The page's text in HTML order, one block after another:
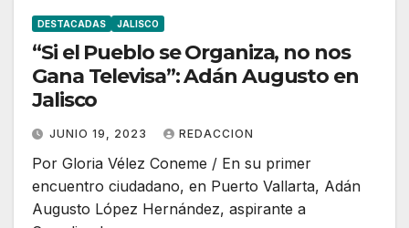
DESTACADAS JALISCO
“Si el Pueblo se Organiza, no nos
Gana Televisa”: Adán Augusto en
Jalisco
JUNIO 19, 2023 REDACCION
Por Gloria Vélez Coneme / En su primer
encuentro ciudadano, en Puerto Vallarta, Adán
Augusto López Hernández, aspirante a